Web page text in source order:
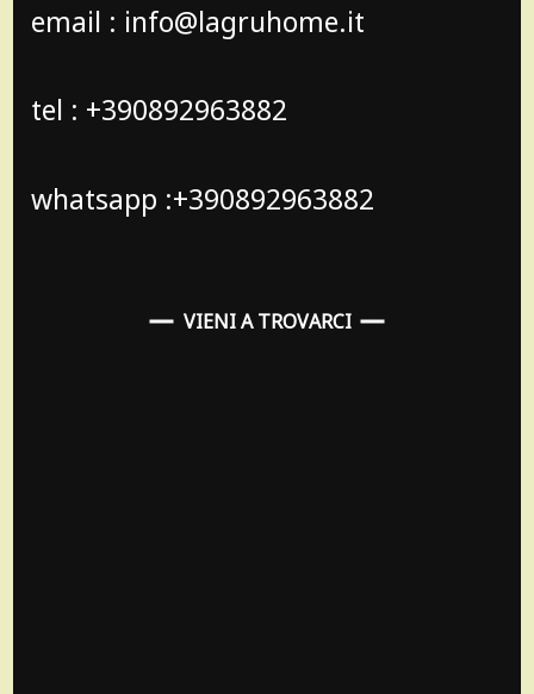
email : info@lagruhome.it
tel : +390892963882
whatsapp :+390892963882
VIENI A TROVARCI